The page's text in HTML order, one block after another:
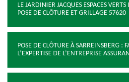
LE JARDINIER JACQUES ESPACES
POSE DE CLÔTURE ET GRILLAGE 57620
POSE DE CLÔTURE À SARREINSBERG :
L’EXPERTISE DE L’ENTREPRISE